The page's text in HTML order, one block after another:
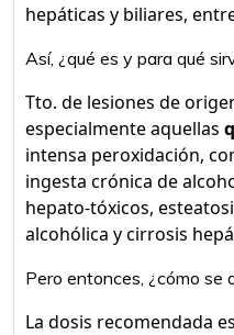
hepáticas y biliares,
Así, ¿qué es y para qué
Tto. de lesiones de
especialmente aquellas
intensa peroxidación,
ingesta crónica de
hepato-tóxicos,
alcohólica y cirrosis
Pero entonces, ¿cómo se
La dosis recomendada